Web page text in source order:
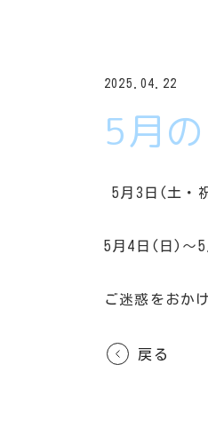
2025.04.22
5月
5月3日(土・
5月4日(日)～5
ご迷惑をおか
戻る